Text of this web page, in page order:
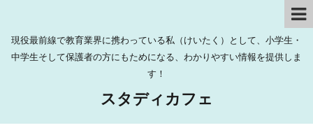
現役最前線で教育業界に携わっている私（けいたく）として、小学生・
中学生そして保護者の方にもためになる、わかりやすい情報を提供しま
す！
スタディカフェ